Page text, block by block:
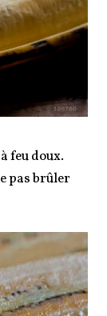
feu doux.
pas brûler